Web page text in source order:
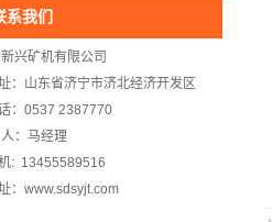
系我们
兴矿机有限公司
：山东省济宁市济北经济开发区
：0537 2387770
：马经理
: 13455589516
：www.sdsyjt.com